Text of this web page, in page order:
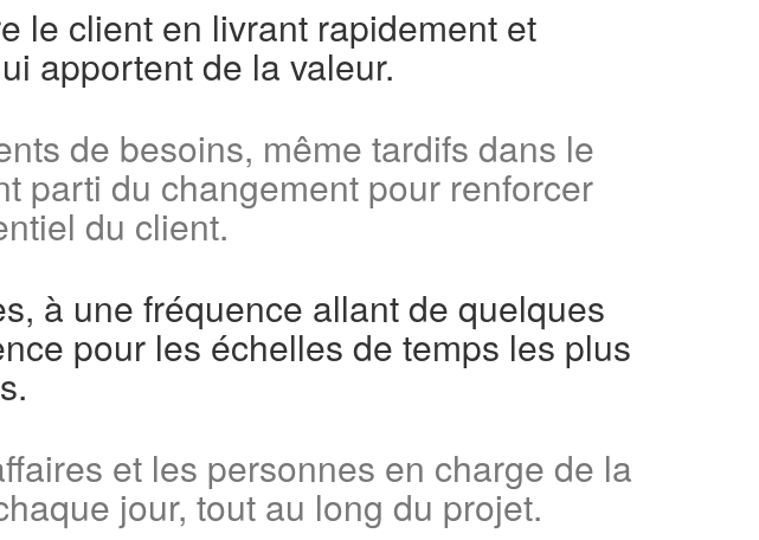
le client en livrant rapidement et
apportent de la valeur.
de besoins, même tardifs dans le
parti du changement pour renforcer
du client.
à une fréquence allant de quelques
pour les échelles de temps les plus
et les personnes en charge de la
jour, tout au long du projet.